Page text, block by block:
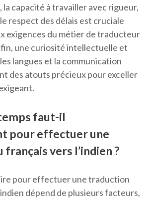
la capacité à travailler avec rigueur,
respect des délais est cruciale
exigences du métier de traducteur
une curiosité intellectuelle et
langues et la communication
des atouts précieux pour exceller
faut-il
pour effectuer une
vers l’indien ?
pour effectuer une traduction
dépend de plusieurs facteurs,